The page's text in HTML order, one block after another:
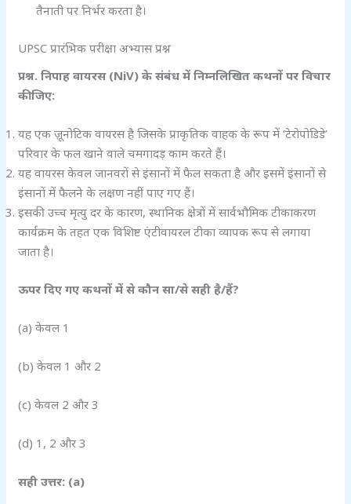
तैनाती पर निर्भर करता है।
UPSC प्रारंभिक परीक्षा अभ्यास प्रश्न
प्रश्न. निपाह वायरस (NiV) के संबंध में निम्नलिखित कथनों पर विचार
कीजिए:
यह एक ज़ूनोटिक वायरस है जिसके प्राकृतिक वाहक के रूप में ‘टेरोपोडिडे’
परिवार के फल खाने वाले चमगादड़ काम करते हैं।
यह वायरस केवल जानवरों से इंसानों में फैल सकता है और इसमें इंसानों से
इंसानों में फैलने के लक्षण नहीं पाए गए हैं।
इसकी उच्च मृत्यु दर के कारण, स्थानिक क्षेत्रों में सार्वभौमिक टीकाकरण
कार्यक्रम के तहत एक विशिष्ट एंटीवायरल टीका व्यापक रूप से लगाया
जाता है।
ऊपर दिए गए कथनों में से कौन सा/से सही है/हैं?
(a) केवल 1
(b) केवल 1 और 2
(c) केवल 2 और 3
(d) 1, 2 और 3
सही उत्तर: (a)